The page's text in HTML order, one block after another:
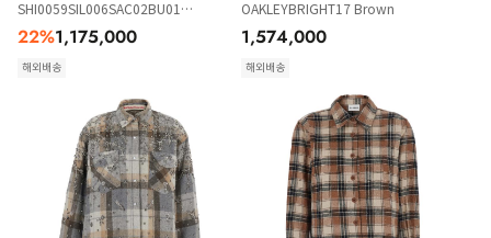
SHI0059SIL006SAC02BU01
Multicolor
22%1,175,000
해외배송
OAKLEYBRIGHT17 Brown
1,574,000
해외배송